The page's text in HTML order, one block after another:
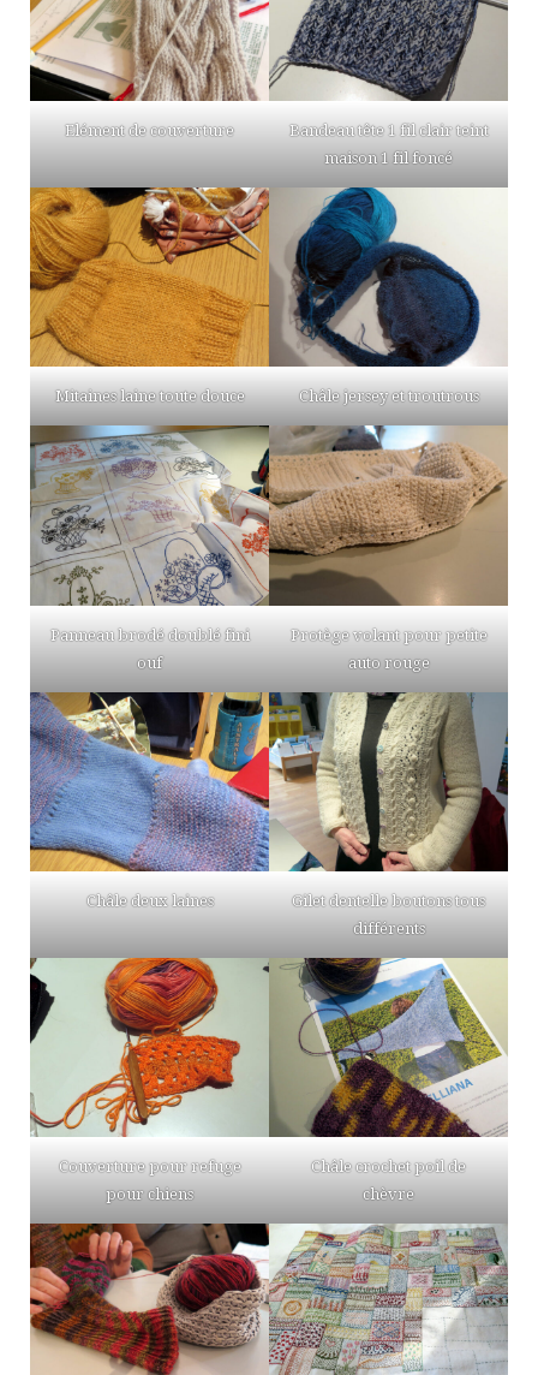
Elément de couverture
Bandeau tête 1 fil clair teint
maison 1 fil foncé
Mitaines laine toute douce Châle jersey et troutrous
Panneau brodé doublé fini
ouf
Protège volant pour petite
auto rouge
Châle deux laines
Gilet dentelle boutons tous
différents
Couverture pour refuge
pour chiens
Châle crochet poil de
chèvre